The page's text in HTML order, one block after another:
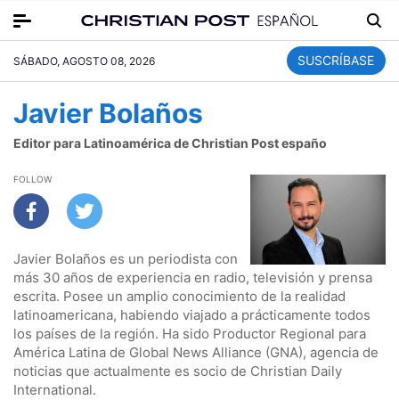
SÁBADO, AGOSTO 08, 2026 SUSCRÍBASE
Javier Bolaños
Editor para Latinoamérica de Christian Post españo
FOLLOW
Javier Bolaños es un periodista con
más 30 años de experiencia en radio, televisión y prensa
escrita. Posee un amplio conocimiento de la realidad
latinoamericana, habiendo viajado a prácticamente todos
los países de la región. Ha sido Productor Regional para
América Latina de Global News Alliance (GNA), agencia de
noticias que actualmente es socio de Christian Daily
International.